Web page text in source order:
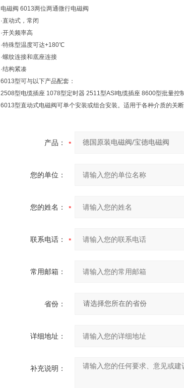
电磁阀 6013两位两通微行电磁阀
·直动式，常闭
·开关频率高
·特殊型温度可达+180℃
·螺纹连接和底座连接
·结构紧凑
6013型可与以下产品配套：
2508型电缆插座 1078型定时器 2511型ASI电缆插座 8600型批量控
6013型直动式电磁阀可单个安装或组合安装。适用于各种介质的关
产品：
您的单位：
您的姓名：
联系电话：
常用邮箱：
省份：
详细地址：
补充说明：